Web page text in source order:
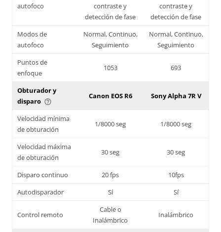
autofoco
contraste y
detección de fase
contraste y
detección de fase
Modos de
autofoco
Normal, Continuo,
Seguimiento
Normal, Continuo,
Seguimiento
Puntos de
enfoque
1053 693
Obturador y
disparo help_outline
Canon EOS R6 Sony Alpha 7R V
Velocidad mínima
de obturación
1/8000 seg 1/8000 seg
Velocidad máxima
de obturación
30 seg 30 seg
Disparo continuo 20 fps
10fps
Autodisparador
Sí Sí
Control remoto
Cable o
Inalámbrico
Inalámbrico